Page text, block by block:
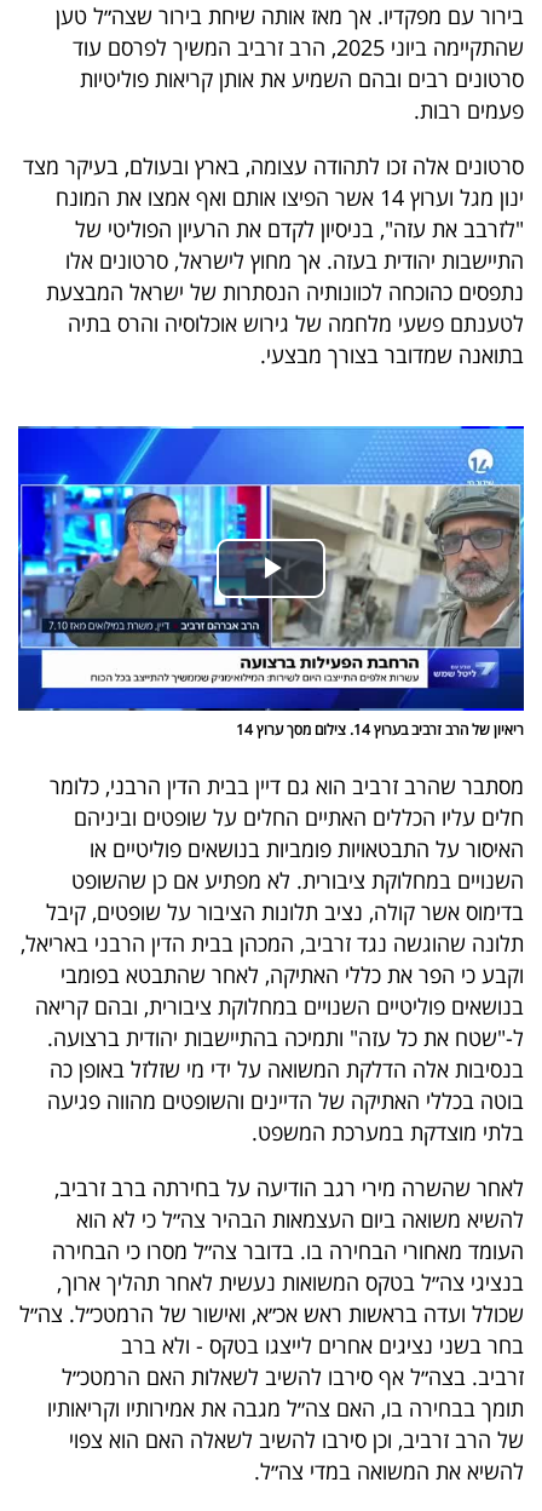
פרסמו
באייס
עקבו
בירור עם מפקדיו. אך מאז אותה שיחת בירור שצה״ל טען
שהתקיימה ביוני 2025, הרב זרביב המשיך לפרסם עוד
סרטונים רבים ובהם השמיע את אותן קריאות פוליטיות
פעמים רבות.
סרטונים אלה זכו לתהודה עצומה, בארץ ובעולם, בעיקר מצד
ינון מגל וערוץ 14 אשר הפיצו אותם ואף אמצו את המונח
"לזרבב את עזה", בניסיון לקדם את הרעיון הפוליטי של
התיישבות יהודית בעזה. אך מחוץ לישראל, סרטונים אלו
נתפסים כהוכחה לכוונותיה הנסתרות של ישראל המבצעת
לטענתם פשעי מלחמה של גירוש אוכלוסיה והרס בתיה
בתואנה שמדובר בצורך מבצעי.
ריאיון של הרב זרביב בערוץ 14. צילום מסך ערוץ 14
מסתבר שהרב זרביב הוא גם דיין בבית הדין הרבני, כלומר
חלים עליו הכללים האתיים החלים על שופטים וביניהם
האיסור על התבטאויות פומביות בנושאים פוליטיים או
השנויים במחלוקת ציבורית. לא מפתיע אם כן שהשופט
בדימוס אשר קולה, נציב תלונות הציבור על שופטים, קיבל
תלונה שהוגשה נגד זרביב, המכהן בבית הדין הרבני באריאל,
וקבע כי הפר את כללי האתיקה, לאחר שהתבטא בפומבי
בנושאים פוליטיים השנויים במחלוקת ציבורית, ובהם קריאה
ל-"שטח את כל עזה" ותמיכה בהתיישבות יהודית ברצועה.
בנסיבות אלה הדלקת המשואה על ידי מי שזלזל באופן כה
בוטה בכללי האתיקה של הדיינים והשופטים מהווה פגיעה
בלתי מוצדקת במערכת המשפט.
לאחר שהשרה מירי רגב הודיעה על בחירתה ברב זרביב,
להשיא משואה ביום העצמאות הבהיר צה״ל כי לא הוא
העומד מאחורי הבחירה בו. ‏בדובר צה״ל מסרו כי הבחירה
בנציגי צה״ל בטקס המשואות נעשית לאחר תהליך ארוך,
שכולל ועדה בראשות ראש אכ״א, ואישור של הרמטכ״ל. צה״ל
בחר בשני נציגים אחרים לייצגו בטקס - ולא ברב
זרביב. בצה״ל אף סירבו להשיב לשאלות האם הרמטכ״ל
תומך בבחירה בו, האם צה״ל מגבה את אמירותיו וקריאותיו
של הרב זרביב, וכן סירבו להשיב לשאלה האם הוא צפוי
להשיא את המשואה במדי צה״ל.